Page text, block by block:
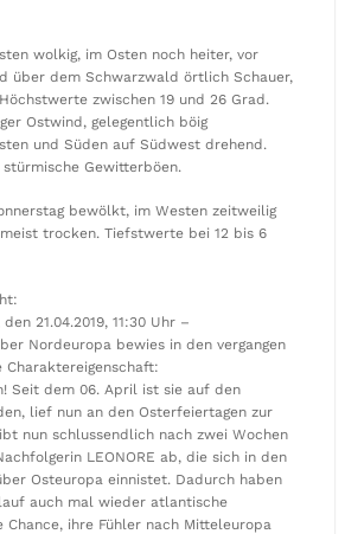
wolkig, im Osten noch heiter, vor
über dem Schwarzwald örtlich Schauer,
zwischen 19 und 26 Grad.
Ostwind, gelegentlich böig
und Süden auf Südwest drehend.
Gewitterböen.
bewölkt, im Westen zeitweilig
trocken. Tiefstwerte bei 12 bis 6
21.04.2019, 11:30 Uhr –
Nordeuropa bewies in den vergangen
Charaktereigenschaft:
Seit dem 06. April ist sie auf den
lief nun an den Osterfeiertagen zur
nun schlussendlich nach zwei Wochen
LEONORE ab, die sich in den
Osteuropa einnistet. Dadurch haben
auch mal wieder atlantische
ihre Fühler nach Mitteleuropa